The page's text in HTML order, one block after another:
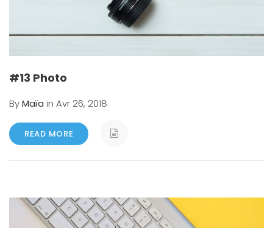
#13 Photo
ByMaïa in Avr 26, 2018
READ MORE